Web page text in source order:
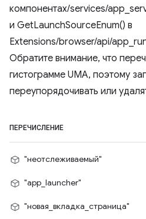
компонентах/services/
и GetLaunchSourceEnum() в
Extensions/browser/api/
Обратите внимание, что
гистограмме UMA, поэтому
переупорядочивать или
ПЕРЕЧИСЛЕНИЕ
"неотслеживаемый"
"app_launcher"
"новая_вкладка_страница"